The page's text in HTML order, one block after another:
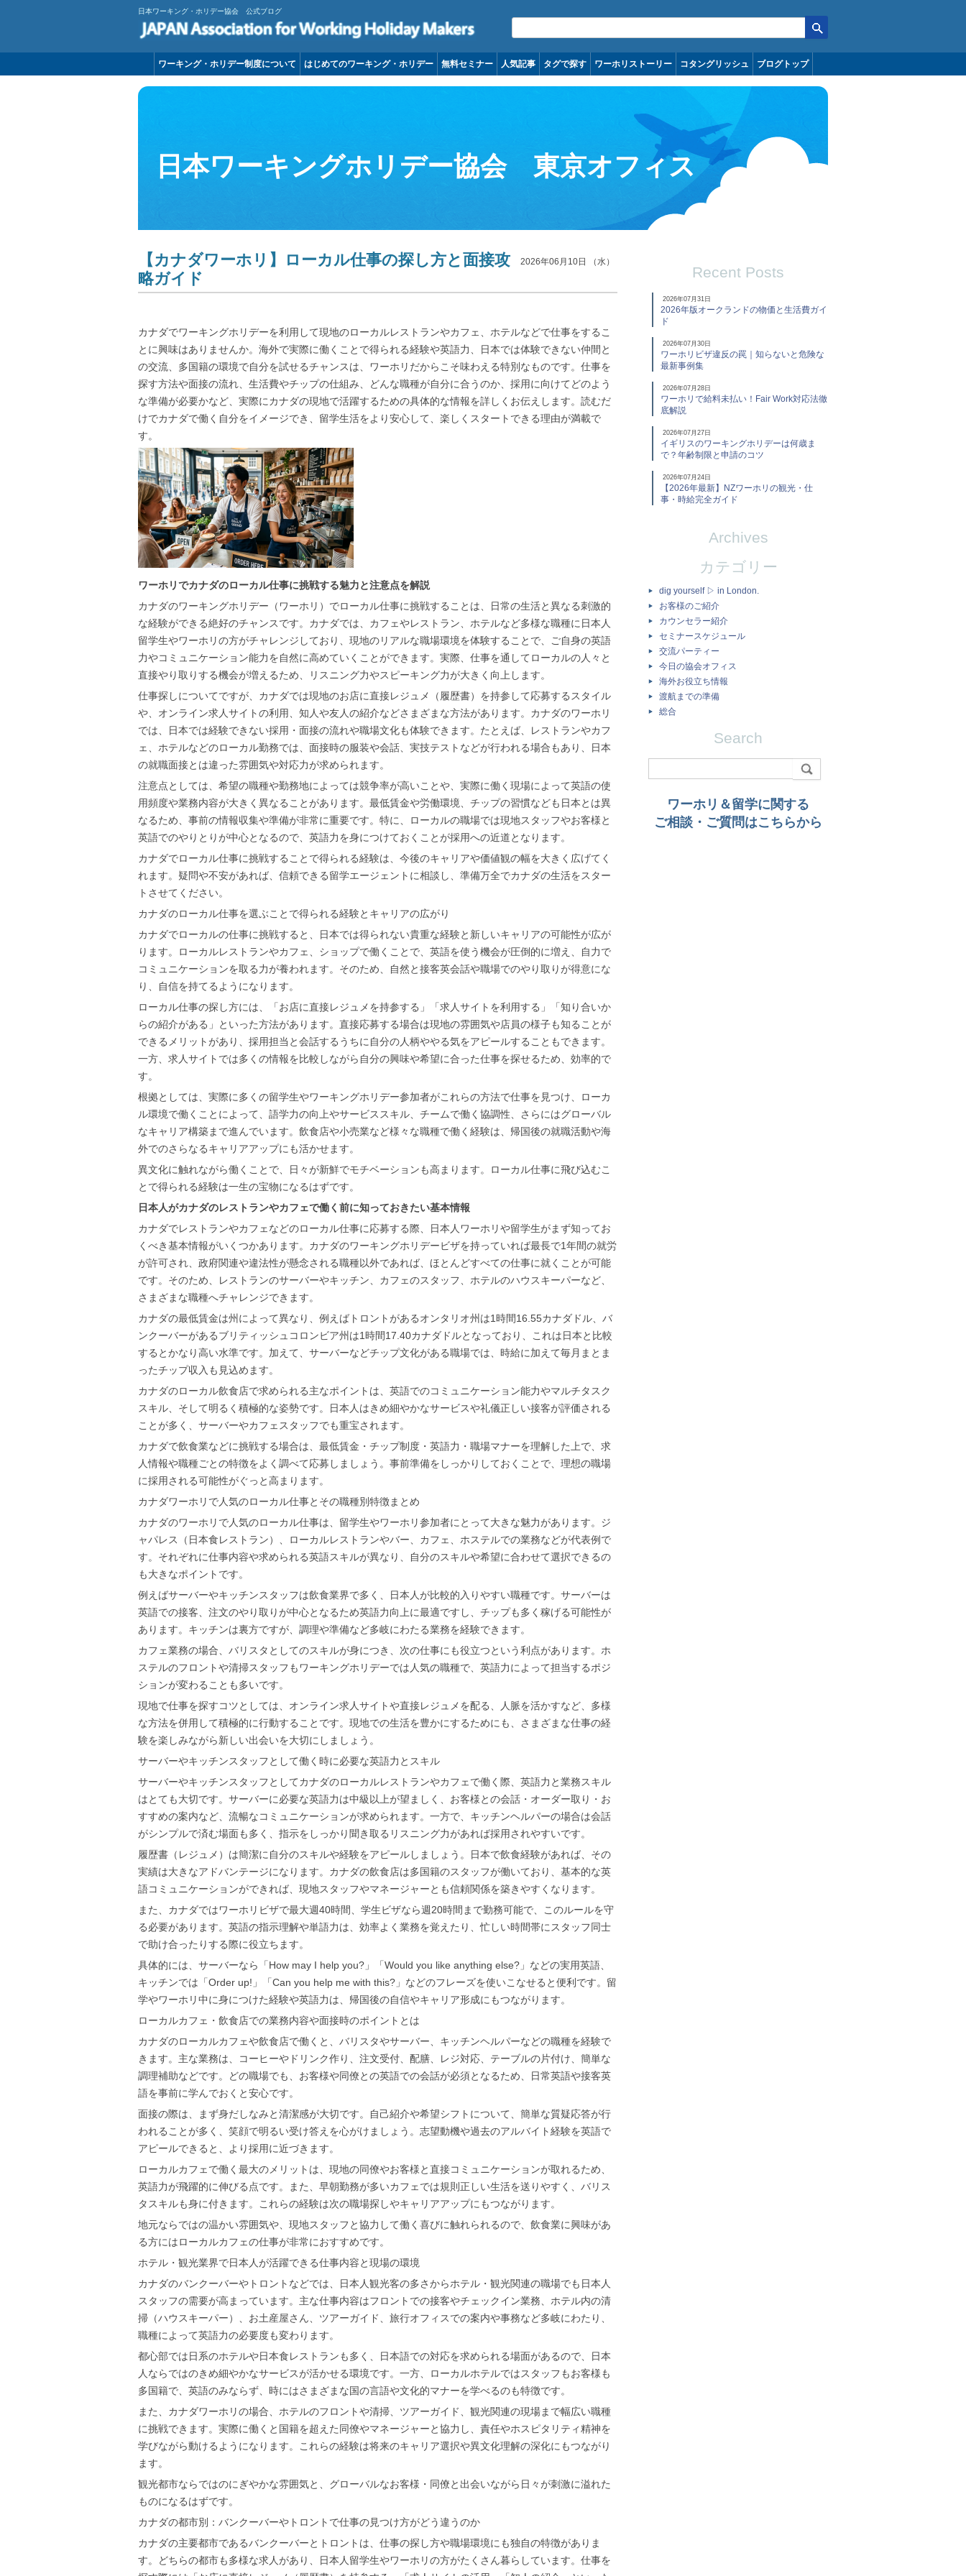
日本ワーキング・ホリデー協会 公式ブログ
コンテンツへ移動
ワーキング・ホリデー制度について はじめてのワーキング・ホリデー 無料セミナー 人気記事 タグで探す ワーホリストーリー コタングリッシュ ブログトップ
日本ワーキングホリデー協会 東京オフィス
【カナダワーホリ】ローカル仕事の探し方と面接攻
略ガイド
2026年06月10日 （水）
カナダでワーキングホリデーを利用して現地のローカルレストランやカフェ、ホテルなどで仕事をするこ
とに興味はありませんか。海外で実際に働くことで得られる経験や英語力、日本では体験できない仲間と
の交流、多国籍の環境で自分を試せるチャンスは、ワーホリだからこそ味わえる特別なものです。仕事を
探す方法や面接の流れ、生活費やチップの仕組み、どんな職種が自分に合うのか、採用に向けてどのよう
な準備が必要かなど、実際にカナダの現地で活躍するための具体的な情報を詳しくお伝えします。読むだ
けでカナダで働く自分をイメージでき、留学生活をより安心して、楽しくスタートできる理由が満載で
す。
ワーホリでカナダのローカル仕事に挑戦する魅力と注意点を解説
カナダのワーキングホリデー（ワーホリ）でローカル仕事に挑戦することは、日常の生活と異なる刺激的
な経験ができる絶好のチャンスです。カナダでは、カフェやレストラン、ホテルなど多様な職種に日本人
留学生やワーホリの方がチャレンジしており、現地のリアルな職場環境を体験することで、ご自身の英語
力やコミュニケーション能力を自然に高めていくことができます。実際、仕事を通してローカルの人々と
直接やり取りする機会が増えるため、リスニング力やスピーキング力が大きく向上します。
仕事探しについてですが、カナダでは現地のお店に直接レジュメ（履歴書）を持参して応募するスタイル
や、オンライン求人サイトの利用、知人や友人の紹介などさまざまな方法があります。カナダのワーホリ
では、日本では経験できない採用・面接の流れや職場文化も体験できます。たとえば、レストランやカフ
ェ、ホテルなどのローカル勤務では、面接時の服装や会話、実技テストなどが行われる場合もあり、日本
の就職面接とは違った雰囲気や対応力が求められます。
注意点としては、希望の職種や勤務地によっては競争率が高いことや、実際に働く現場によって英語の使
用頻度や業務内容が大きく異なることがあります。最低賃金や労働環境、チップの習慣なども日本とは異
なるため、事前の情報収集や準備が非常に重要です。特に、ローカルの職場では現地スタッフやお客様と
英語でのやりとりが中心となるので、英語力を身につけておくことが採用への近道となります。
カナダでローカル仕事に挑戦することで得られる経験は、今後のキャリアや価値観の幅を大きく広げてく
れます。疑問や不安があれば、信頼できる留学エージェントに相談し、準備万全でカナダの生活をスター
トさせてください。
カナダのローカル仕事を選ぶことで得られる経験とキャリアの広がり
カナダでローカルの仕事に挑戦すると、日本では得られない貴重な経験と新しいキャリアの可能性が広が
ります。ローカルレストランやカフェ、ショップで働くことで、英語を使う機会が圧倒的に増え、自力で
コミュニケーションを取る力が養われます。そのため、自然と接客英会話や職場でのやり取りが得意にな
り、自信を持てるようになります。
ローカル仕事の探し方には、「お店に直接レジュメを持参する」「求人サイトを利用する」「知り合いか
らの紹介がある」といった方法があります。直接応募する場合は現地の雰囲気や店員の様子も知ることが
できるメリットがあり、採用担当と会話するうちに自分の人柄ややる気をアピールすることもできます。
一方、求人サイトでは多くの情報を比較しながら自分の興味や希望に合った仕事を探せるため、効率的で
す。
根拠としては、実際に多くの留学生やワーキングホリデー参加者がこれらの方法で仕事を見つけ、ローカ
ル環境で働くことによって、語学力の向上やサービススキル、チームで働く協調性、さらにはグローバル
なキャリア構築まで進んでいます。飲食店や小売業など様々な職種で働く経験は、帰国後の就職活動や海
外でのさらなるキャリアアップにも活かせます。
異文化に触れながら働くことで、日々が新鮮でモチベーションも高まります。ローカル仕事に飛び込むこ
とで得られる経験は一生の宝物になるはずです。
日本人がカナダのレストランやカフェで働く前に知っておきたい基本情報
カナダでレストランやカフェなどのローカル仕事に応募する際、日本人ワーホリや留学生がまず知ってお
くべき基本情報がいくつかあります。カナダのワーキングホリデービザを持っていれば最長で1年間の就労
が許可され、政府関連や違法性が懸念される職種以外であれば、ほとんどすべての仕事に就くことが可能
です。そのため、レストランのサーバーやキッチン、カフェのスタッフ、ホテルのハウスキーパーなど、
さまざまな職種へチャレンジできます。
カナダの最低賃金は州によって異なり、例えばトロントがあるオンタリオ州は1時間16.55カナダドル、バ
ンクーバーがあるブリティッシュコロンビア州は1時間17.40カナダドルとなっており、これは日本と比較
するとかなり高い水準です。加えて、サーバーなどチップ文化がある職場では、時給に加えて毎月まとま
ったチップ収入も見込めます。
カナダのローカル飲食店で求められる主なポイントは、英語でのコミュニケーション能力やマルチタスク
スキル、そして明るく積極的な姿勢です。日本人はきめ細やかなサービスや礼儀正しい接客が評価される
ことが多く、サーバーやカフェスタッフでも重宝されます。
カナダで飲食業などに挑戦する場合は、最低賃金・チップ制度・英語力・職場マナーを理解した上で、求
人情報や職種ごとの特徴をよく調べて応募しましょう。事前準備をしっかりしておくことで、理想の職場
に採用される可能性がぐっと高まります。
カナダワーホリで人気のローカル仕事とその職種別特徴まとめ
カナダのワーホリで人気のローカル仕事は、留学生やワーホリ参加者にとって大きな魅力があります。ジ
ャパレス（日本食レストラン）、ローカルレストランやバー、カフェ、ホステルでの業務などが代表例で
す。それぞれに仕事内容や求められる英語スキルが異なり、自分のスキルや希望に合わせて選択できるの
も大きなポイントです。
例えばサーバーやキッチンスタッフは飲食業界で多く、日本人が比較的入りやすい職種です。サーバーは
英語での接客、注文のやり取りが中心となるため英語力向上に最適ですし、チップも多く稼げる可能性が
あります。キッチンは裏方ですが、調理や準備など多岐にわたる業務を経験できます。
カフェ業務の場合、バリスタとしてのスキルが身につき、次の仕事にも役立つという利点があります。ホ
ステルのフロントや清掃スタッフもワーキングホリデーでは人気の職種で、英語力によって担当するポジ
ションが変わることも多いです。
現地で仕事を探すコツとしては、オンライン求人サイトや直接レジュメを配る、人脈を活かすなど、多様
な方法を併用して積極的に行動することです。現地での生活を豊かにするためにも、さまざまな仕事の経
験を楽しみながら新しい出会いを大切にしましょう。
サーバーやキッチンスタッフとして働く時に必要な英語力とスキル
サーバーやキッチンスタッフとしてカナダのローカルレストランやカフェで働く際、英語力と業務スキル
はとても大切です。サーバーに必要な英語力は中級以上が望ましく、お客様との会話・オーダー取り・お
すすめの案内など、流暢なコミュニケーションが求められます。一方で、キッチンヘルパーの場合は会話
がシンプルで済む場面も多く、指示をしっかり聞き取るリスニング力があれば採用されやすいです。
履歴書（レジュメ）は簡潔に自分のスキルや経験をアピールしましょう。日本で飲食経験があれば、その
実績は大きなアドバンテージになります。カナダの飲食店は多国籍のスタッフが働いており、基本的な英
語コミュニケーションができれば、現地スタッフやマネージャーとも信頼関係を築きやすくなります。
また、カナダではワーホリビザで最大週40時間、学生ビザなら週20時間まで勤務可能で、このルールを守
る必要があります。英語の指示理解や単語力は、効率よく業務を覚えたり、忙しい時間帯にスタッフ同士
で助け合ったりする際に役立ちます。
具体的には、サーバーなら「How may I help you?」「Would you like anything else?」などの実用英語、
キッチンでは「Order up!」「Can you help me with this?」などのフレーズを使いこなせると便利です。留
学やワーホリ中に身につけた経験や英語力は、帰国後の自信やキャリア形成にもつながります。
ローカルカフェ・飲食店での業務内容や面接時のポイントとは
カナダのローカルカフェや飲食店で働くと、バリスタやサーバー、キッチンヘルパーなどの職種を経験で
きます。主な業務は、コーヒーやドリンク作り、注文受付、配膳、レジ対応、テーブルの片付け、簡単な
調理補助などです。どの職場でも、お客様や同僚との英語での会話が必須となるため、日常英語や接客英
語を事前に学んでおくと安心です。
面接の際は、まず身だしなみと清潔感が大切です。自己紹介や希望シフトについて、簡単な質疑応答が行
われることが多く、笑顔で明るい受け答えを心がけましょう。志望動機や過去のアルバイト経験を英語で
アピールできると、より採用に近づきます。
ローカルカフェで働く最大のメリットは、現地の同僚やお客様と直接コミュニケーションが取れるため、
英語力が飛躍的に伸びる点です。また、早朝勤務が多いカフェでは規則正しい生活を送りやすく、バリス
タスキルも身に付きます。これらの経験は次の職場探しやキャリアアップにもつながります。
地元ならではの温かい雰囲気や、現地スタッフと協力して働く喜びに触れられるので、飲食業に興味があ
る方にはローカルカフェの仕事が非常におすすめです。
ホテル・観光業界で日本人が活躍できる仕事内容と現場の環境
カナダのバンクーバーやトロントなどでは、日本人観光客の多さからホテル・観光関連の職場でも日本人
スタッフの需要が高まっています。主な仕事内容はフロントでの接客やチェックイン業務、ホテル内の清
掃（ハウスキーパー）、お土産屋さん、ツアーガイド、旅行オフィスでの案内や事務など多岐にわたり、
職種によって英語力の必要度も変わります。
都心部では日系のホテルや日本食レストランも多く、日本語での対応を求められる場面があるので、日本
人ならではのきめ細やかなサービスが活かせる環境です。一方、ローカルホテルではスタッフもお客様も
多国籍で、英語のみならず、時にはさまざまな国の言語や文化的マナーを学べるのも特徴です。
また、カナダワーホリの場合、ホテルのフロントや清掃、ツアーガイド、観光関連の現場まで幅広い職種
に挑戦できます。実際に働くと国籍を超えた同僚やマネージャーと協力し、責任やホスピタリティ精神を
学びながら動けるようになります。これらの経験は将来のキャリア選択や異文化理解の深化にもつながり
ます。
観光都市ならではのにぎやかな雰囲気と、グローバルなお客様・同僚と出会いながら日々が刺激に溢れた
ものになるはずです。
カナダの都市別：バンクーバーやトロントで仕事の見つけ方がどう違うのか
カナダの主要都市であるバンクーバーとトロントは、仕事の探し方や職場環境にも独自の特徴がありま
す。どちらの都市も多様な求人があり、日本人留学生やワーホリの方がたくさん暮らしています。仕事を
Recent Posts
2026年07月31日
2026年版オークランドの物価と生活費ガイ
ド
2026年07月30日
ワーホリビザ違反の罠｜知らないと危険な
最新事例集
2026年07月28日
ワーホリで給料未払い！Fair Work対応法徹
底解説
2026年07月27日
イギリスのワーキングホリデーは何歳ま
で？年齢制限と申請のコツ
2026年07月24日
【2026年最新】NZワーホリの観光・仕
事・時給完全ガイド
Archives
カテゴリー
dig yourself ▷ in London.
お客様のご紹介
カウンセラー紹介
セミナースケジュール
交流パーティー
今日の協会オフィス
海外お役立ち情報
渡航までの準備
総合
Search
ワーホリ＆留学に関する
ご相談・ご質問はこちらから